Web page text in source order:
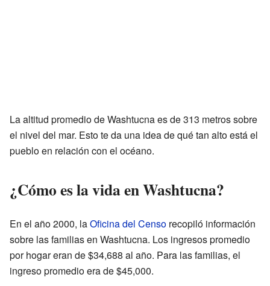
La altitud promedio de Washtucna es de 313 metros sobre
el nivel del mar. Esto te da una idea de qué tan alto está el
pueblo en relación con el océano.
¿Cómo es la vida en Washtucna?
En el año 2000, laOficina del Censo recopiló información
sobre las familias en Washtucna. Los ingresos promedio
por hogar eran de $34,688 al año. Para las familias, el
ingreso promedio era de $45,000.